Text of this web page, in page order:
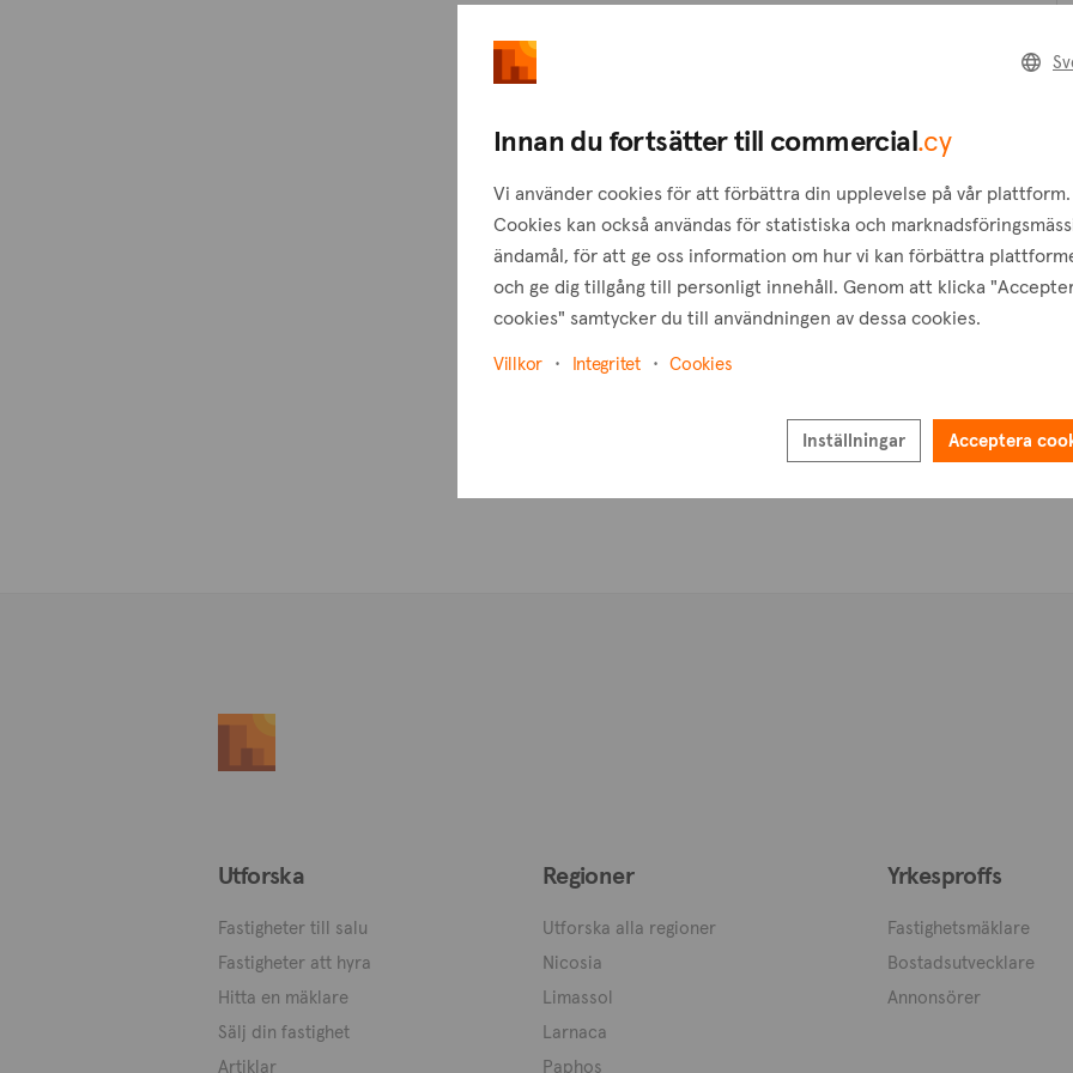
Utforska
Fastigheter till salu
Fastigheter att hyra
Hitta en mäklare
Sälj din fastighet
Artiklar
Regioner
Utforska alla regioner
Nicosia
Limassol
Larnaca
Paphos
Yrkesproffs
Fastighetsmäklare
Bostadsutvecklare
Annonsörer
Innan du fortsätter till commercial.cy
Vi använder cookies för att förbättra din upplevelse på vår plattform.
Cookies kan också användas för statistiska och
ändamål, för att ge oss information om hur vi kan förbättra
och ge dig tillgång till personligt innehåll. Genom att klicka
cookies" samtycker du till användningen av dessa cookies.
Villkor Integritet Cookies
Inställningar Acceptera